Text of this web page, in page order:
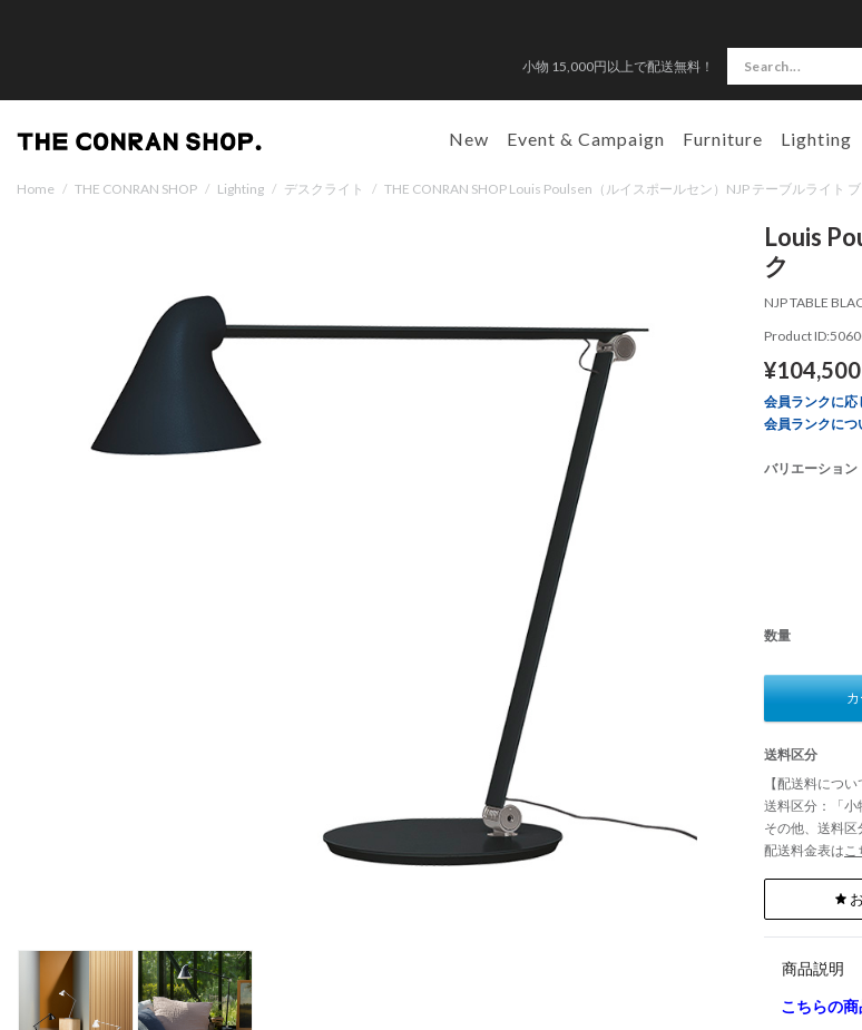
小物 15,000円以上で配送無料！
New Event & Campaign Furniture Lighting
Home / THE CONRAN SHOP / Lighting / デスクライト / THE CONRAN SHOP Louis Poulsen（ルイスポールセン）NJP テーブルライト
Louis
ク
NJP TABLE
Product
¥104,500
会員ランクに応
会員ランクにつ
バリエーション
数量
送料区分
【配送料につい
送料区分：「小
その他、送料区
配送料金表はこ
商品説明
こちらの商